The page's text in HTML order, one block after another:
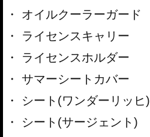
オイルクーラーガード
ライセンスキャリー
ライセンスホルダー
サマーシートカバー
シート(ワンダーリッヒ)
シート(サージェント)